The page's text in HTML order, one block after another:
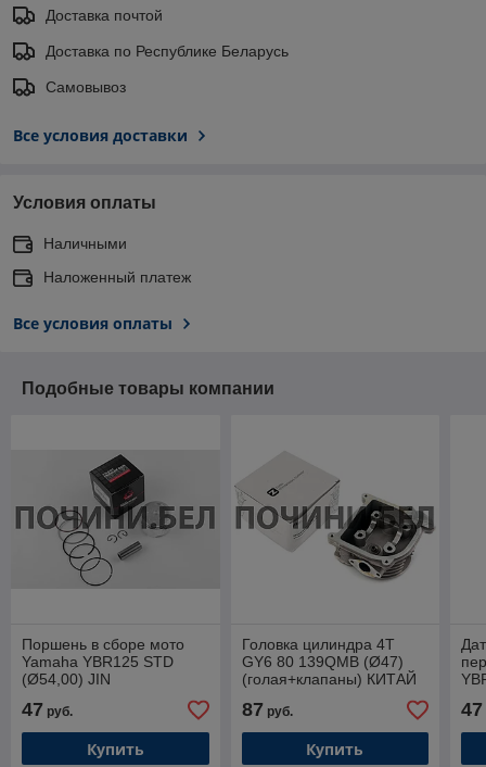
Доставка почтой
Доставка по Республике Беларусь
Самовывоз
Все условия доставки
Условия оплаты
Наличными
Наложенный платеж
Все условия оплаты
Подобные товары компании
Поршень в сборе мото
Yamaha YBR125 STD
(Ø54,00) JIN
47 руб.
Купить
Головка цилиндра 4T
GY6 80 139QMB (Ø47)
(голая+клапаны) КИТАЙ
87 руб.
Купить
47